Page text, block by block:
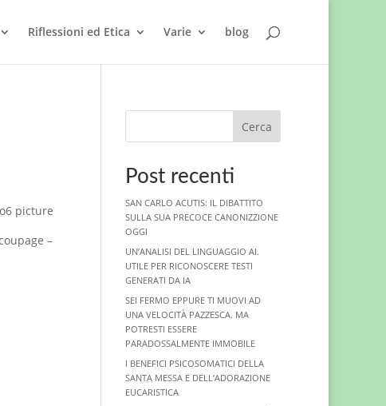
Riflessioni ed Etica Varie blog
–
Cerca
Post recenti
SAN CARLO ACUTIS: IL DIBATTITO
SULLA SUA PRECOCE CANONIZZIONE
OGGI
UN’ANALISI DEL LINGUAGGIO AI.
UTILE PER RICONOSCERE TESTI
GENERATI DA IA
SEI FERMO EPPURE TI MUOVI AD
UNA VELOCITÀ PAZZESCA. MA
POTRESTI ESSERE
PARADOSSALMENTE IMMOBILE
I BENEFICI PSICOSOMATICI DELLA
SANTA MESSA E DELL’ADORAZIONE
EUCARISTICA